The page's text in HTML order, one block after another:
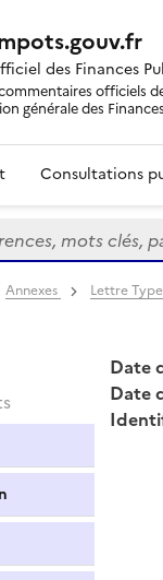
des Finances
officiels
générale des
Consultations
mots clés,
Annexes Lettre
Date
Date